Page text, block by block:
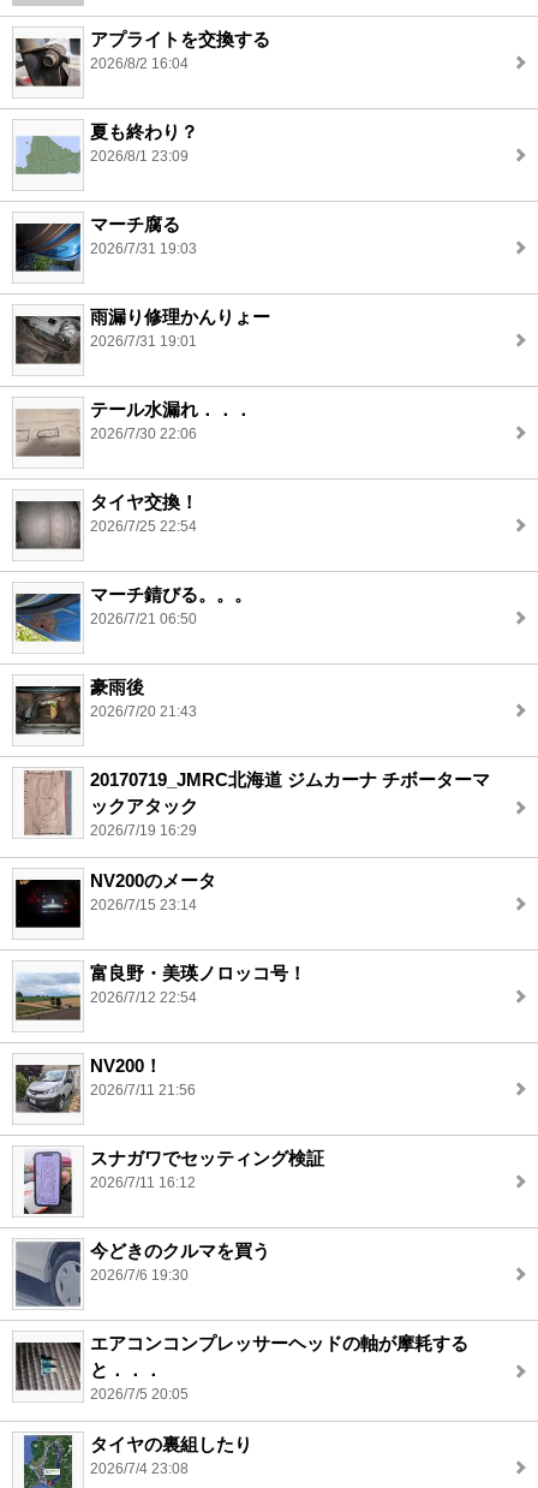
アプライトを交換する
2026/8/2 16:04
夏も終わり？
2026/8/1 23:09
マーチ腐る
2026/7/31 19:03
雨漏り修理かんりょー
2026/7/31 19:01
テール水漏れ．．．
2026/7/30 22:06
タイヤ交換！
2026/7/25 22:54
マーチ錆びる。。。
2026/7/21 06:50
豪雨後
2026/7/20 21:43
20170719_JMRC北海道 ジムカーナ チボーターマ
ックアタック
2026/7/19 16:29
NV200のメータ
2026/7/15 23:14
富良野・美瑛ノロッコ号！
2026/7/12 22:54
NV200！
2026/7/11 21:56
スナガワでセッティング検証
2026/7/11 16:12
今どきのクルマを買う
2026/7/6 19:30
エアコンコンプレッサーヘッドの軸が摩耗する
と．．．
2026/7/5 20:05
タイヤの裏組したり
2026/7/4 23:08